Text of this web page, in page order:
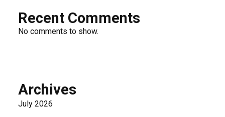
Recent Comments
No comments to show.
Archives
July 2026